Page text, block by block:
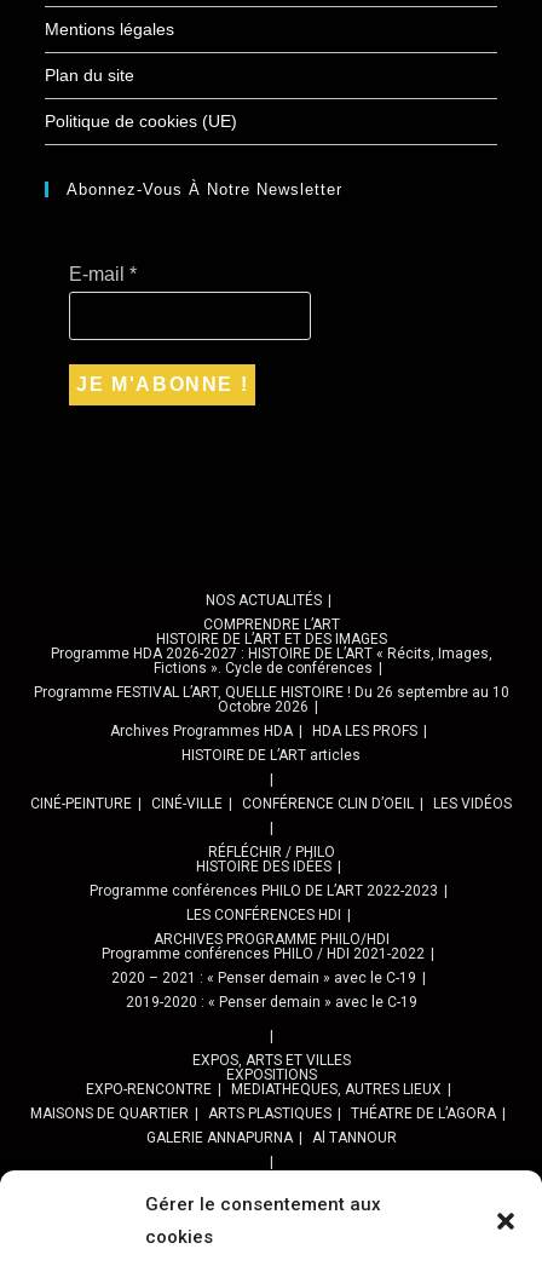
Gérer le consentement aux
cookies
Mentions légales
Plan du site
Politique de cookies (UE)
Abonnez-Vous À Notre Newsletter
E-mail*
NOS ACTUALITÉS
COMPRENDRE L’ART
HISTOIRE DE L’ART ET DES IMAGES
Programme HDA 2026-2027 : HISTOIRE DE L’ART « Récits, Images,
Fictions ». Cycle de conférences
Programme FESTIVAL L’ART, QUELLE HISTOIRE ! Du 26 septembre au 10
Octobre 2026
Archives Programmes HDA
HDA LES PROFS
HISTOIRE DE L’ART articles
CINÉ-PEINTURE CINÉ-VILLE CONFÉRENCE CLIN D’OEIL LES VIDÉOS
RÉFLÉCHIR / PHILO
HISTOIRE DES IDÉES
Programme conférences PHILO DE L’ART 2022-2023
LES CONFÉRENCES HDI
ARCHIVES PROGRAMME PHILO/HDI
Programme conférences PHILO / HDI 2021-2022
2020 – 2021 : « Penser demain » avec le C-19
2019-2020 : « Penser demain » avec le C-19
EXPOS, ARTS ET VILLES
EXPOSITIONS
EXPO-RENCONTRE
MEDIATHEQUES, AUTRES LIEUX
MAISONS DE QUARTIER
ARTS PLASTIQUES
THÉATRE DE L’AGORA
GALERIE ANNAPURNA
Al TANNOUR
PPROGRAMME DES BALADES URBAINES 2025